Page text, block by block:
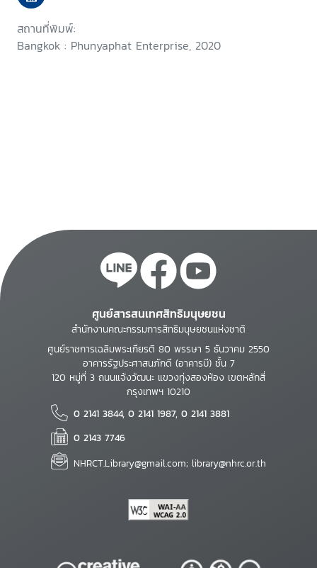
สถานที่พิมพ์:
Bangkok : Phunyaphat Enterprise, 2020
ศูนย์สารสนเทศสิทธิมนุษยชน
สำนักงานคณะกรรมการสิทธิมนุษยชนแห่งชาติ
ศูนย์ราชการเฉลิมพระเกียรติ 80 พรรษา 5 ธันวาคม 2550
อาคารรัฐประศาสนภักดี (อาคารบี) ชั้น 7
120 หมู่ที่ 3 ถนนแจ้งวัฒนะ แขวงทุ่งสองห้อง เขตหลักสี่
กรุงเทพฯ 10210
0 2141 3844, 0 2141 1987, 0 2141 3881
0 2143 7746
NHRCT.Library@gmail.com; library@nhrc.or.th